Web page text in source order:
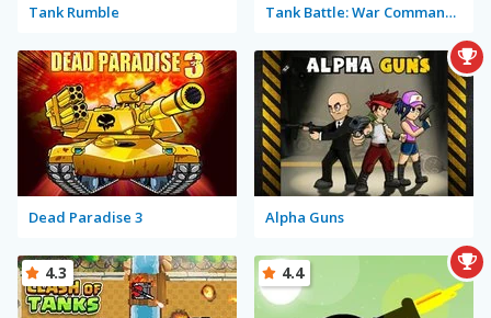
Tank Rumble Tank Battle: War Commander
Dead Paradise 3 Alpha Guns
4.3 4.4